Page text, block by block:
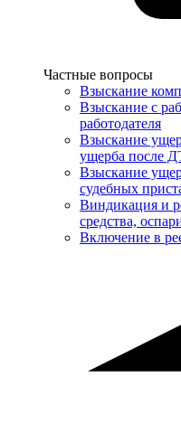
Услуги
Частные вопросы
Взыскание
Взыскание с
работодателя
Взыскание
ущерба после
Взыскание
судебных
Виндикация и
средства,
Включение в